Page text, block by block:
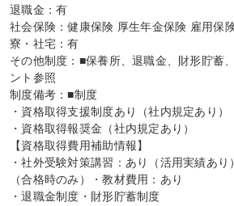
退職金：有
社会保険：健康保険 厚生年金保険 雇用保
寮・社宅：有
その他制度：■保養所、退職金、財形貯蓄
ント参照
制度備考：■制度
・資格取得支援制度あり（社内規定あり）
・資格取得報奨金（社内規定あり）
【資格取得費用補助情報】
・社外受験対策講習：あり（活用実績あり
（合格時のみ）・教材費用：あり
・退職金制度・財形貯蓄制度